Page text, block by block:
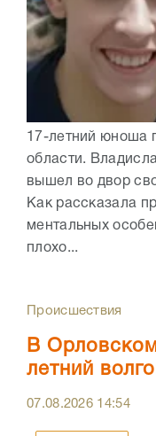
17-летний юноша
области.
вышел во двор
Как рассказала
ментальных
плохо...
Происшествия
В
летний
07.08.2026 14:54